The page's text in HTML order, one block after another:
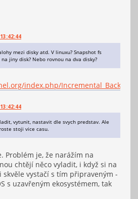
mezi disky atd. V linuxu? Snapshot fs
jiny disk? Nebo rovnou na dva disky?
index.php/
vytunit, nastavit dle svych predstav. Ale
stoji vice casu.
Problém je, že narážím na
chtějí něco vyladit, i když si na
skvěle vystačí s tím připraveným -
s uzavřeným ekosystémem, tak